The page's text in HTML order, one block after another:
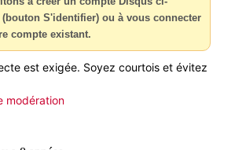
S'identifier) ou à vous connecter
compte existant.
est exigée. Soyez courtois et évitez
modération